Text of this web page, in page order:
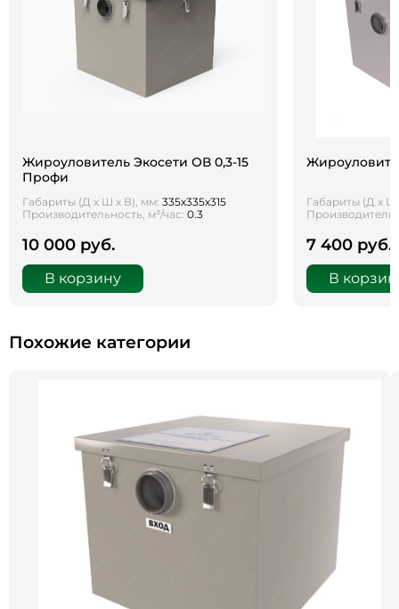
Жироуловитель Экосети ОВ 0,3-15
Профи
Габариты (Д х Ш х В), мм: 335х335х315
Производительность, м³/час: 0.3
10 000 руб.
В корзину
Габариты (Д х Ш
7 400 руб.
В
Похожие категории